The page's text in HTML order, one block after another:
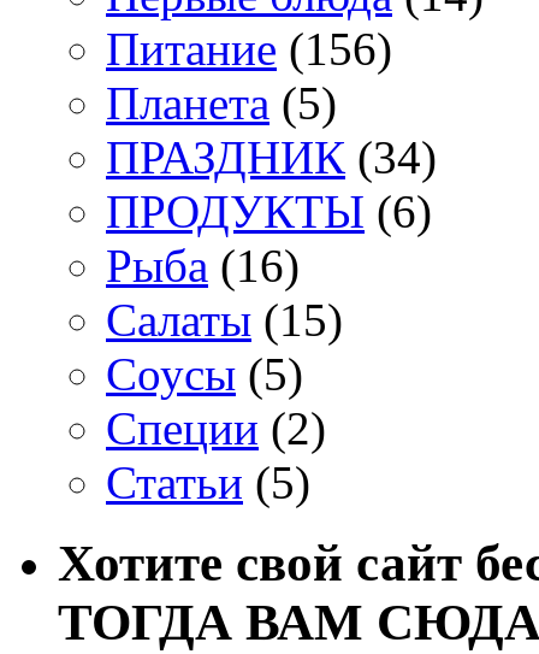
Питание (156)
Планета (5)
ПРАЗДНИК (34)
ПРОДУКТЫ (6)
Рыба (16)
Салаты (15)
Соусы (5)
Специи (2)
Статьи (5)
Хотите свой сайт
ТОГДА ВАМ